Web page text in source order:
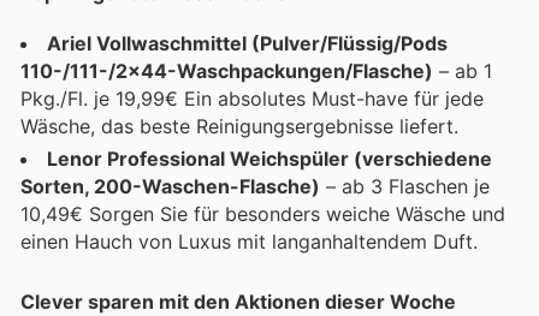
Ariel Vollwaschmittel (Pulver/Flüssig/Pods
110-/111-/2x44-Waschpackungen/Flasche) – ab 1
Pkg./Fl. je 19,99€ Ein absolutes Must-have für jede
Wäsche, das beste Reinigungsergebnisse liefert.
Lenor Professional Weichspüler (verschiedene
Sorten, 200-Waschen-Flasche) – ab 3 Flaschen je
10,49€ Sorgen Sie für besonders weiche Wäsche und
einen Hauch von Luxus mit langanhaltendem Duft.
Clever sparen mit den Aktionen dieser Woche